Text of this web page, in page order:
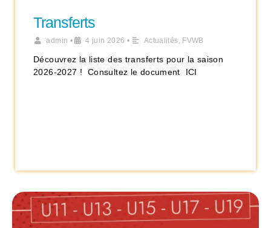
Transferts
admin • 4 juin 2026 • Actualités, FVWB
Découvrez la liste des transferts pour la saison
2026-2027 ! Consultez le document ICI